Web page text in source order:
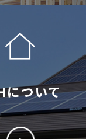
について